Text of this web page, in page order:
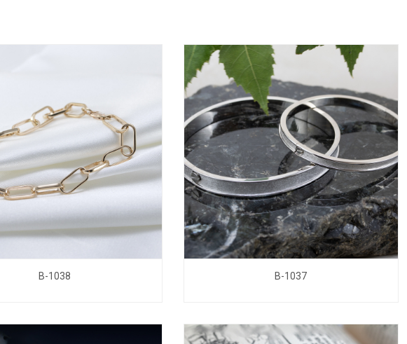
B-1038 B-1037